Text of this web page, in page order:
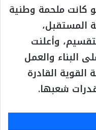
أن ثورة 30 يونيو كانت ملحمة وطنية
المستقبل،
وأعلنت
البناء والعمل
القوية القادرة
شعبها.